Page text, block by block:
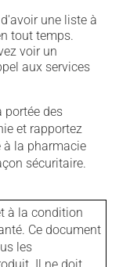
une liste à
tout temps.
voir un
aux services
portée des
et rapportez
la pharmacie
sécuritaire.
à la condition
Ce document
les